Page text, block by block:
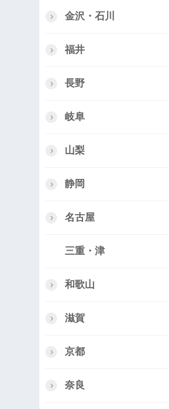
金沢・石川
福井
長野
岐阜
山梨
静岡
名古屋
三重・津
和歌山
滋賀
京都
奈良